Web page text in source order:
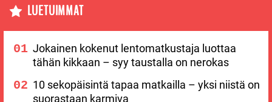
LUETUIMMAT
Jokainen kokenut lentomatkustaja luottaa
tähän kikkaan – syy taustalla on nerokas
10 sekopäisintä tapaa matkailla – yksi niistä on
suorastaan karmiva